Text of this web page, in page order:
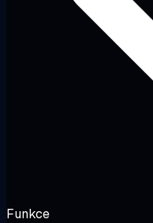
Funkce